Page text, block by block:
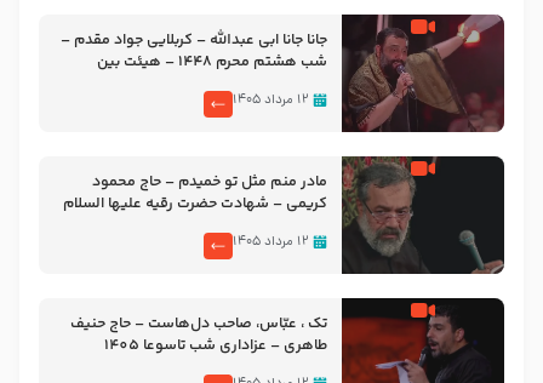
جانا جانا ابی عبدالله – کربلایی جواد مقدم –
شب هشتم محرم 1448 – هیئت بین
۱۲ مرداد ۱۴۰۵
مادر منم مثل تو خمیدم – حاج محمود
کریمی – شهادت حضرت رقیه علیها السلام
۱۲ مرداد ۱۴۰۵
تک ، عبّاس، صاحب دل‌هاست – حاج حنیف
طاهری – عزاداری شب تاسوعا 1405